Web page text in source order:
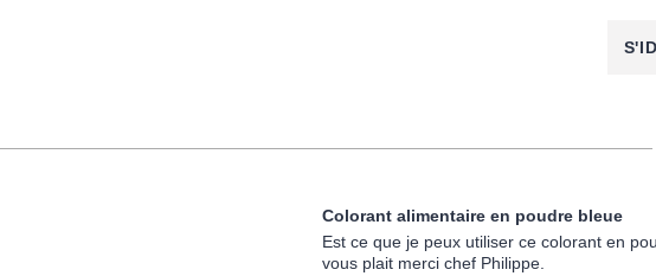
Colorant alimentaire en poudre bleue
Est ce que je peux utiliser ce colorant en
vous plait merci chef Philippe.